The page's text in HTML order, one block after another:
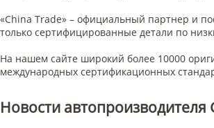
«China Trade» – официальный партнер и
только сертифицированные детали по
На нашем сайте широкий более 10000
международных сертификационных
Новости автопроизводителя